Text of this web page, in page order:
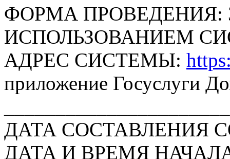
ФОРМА ПРОВЕДЕНИЯ:
ИСПОЛЬЗОВАНИЕМ
АДРЕС СИСТЕМЫ:
приложение Госуслуги
ДАТА СОСТАВЛЕНИЯ
ДАТА И ВРЕМЯ